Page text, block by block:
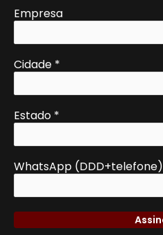
Empresa
Cidade *
Estado *
WhatsApp (DDD+telefone)